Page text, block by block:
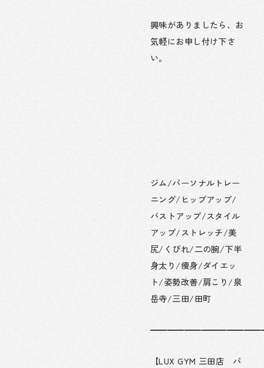
興味がありましたら、お
気軽にお申し付け下さ
い。
ジム/パーソナルトレー
ニング/ヒップアップ/
バストアップ/スタイル
アップ/ストレッチ/美
尻/くびれ/二の腕/下半
身太り/痩身/ダイエッ
ト/姿勢改善/肩こり/泉
岳寺/三田/田町
【LUX GYM 三田店 パ